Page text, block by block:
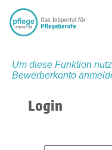
Um diese Funktion
Bewerberkonto
Login